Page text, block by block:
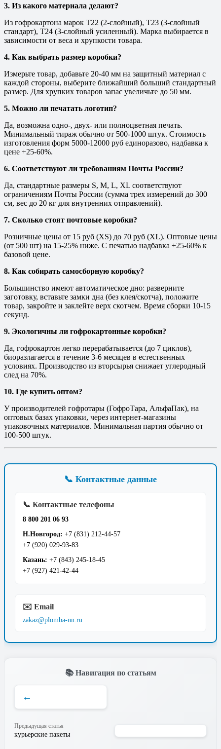
3. Из какого материала делают?
Из гофрокартона марок T22 (2-слойный), T23 (3-слойный
стандарт), T24 (3-слойный усиленный). Марка выбирается в
зависимости от веса и хрупкости товара.
4. Как выбрать размер коробки?
Измерьте товар, добавьте 20-40 мм на защитный материал с
каждой стороны, выберите ближайший больший стандартный
размер. Для хрупких товаров запас увеличьте до 50 мм.
5. Можно ли печатать логотип?
Да, возможна одно-, двух- или полноцветная печать.
Минимальный тираж обычно от 500-1000 штук. Стоимость
изготовления форм 5000-12000 руб единоразово, надбавка к
цене +25-60%.
6. Соответствуют ли требованиям Почты России?
Да, стандартные размеры S, M, L, XL соответствуют
ограничениям Почты России (сумма трех измерений до 300
см, вес до 20 кг для внутренних отправлений).
7. Сколько стоят почтовые коробки?
Розничные цены от 15 руб (XS) до 70 руб (XL). Оптовые цены
(от 500 шт) на 15-25% ниже. С печатью надбавка +25-60% к
базовой цене.
8. Как собирать самосборную коробку?
Большинство имеют автоматическое дно: разверните
заготовку, вставьте замки дна (без клея/скотча), положите
товар, закройте и заклейте верх скотчем. Время сборки 10-15
секунд.
9. Экологичны ли гофрокартонные коробки?
Да, гофрокартон легко перерабатывается (до 7 циклов),
биоразлагается в течение 3-6 месяцев в естественных
условиях. Производство из вторсырья снижает углеродный
след на 70%.
10. Где купить оптом?
У производителей гофротары (ГофроТара, АльфаПак), на
оптовых базах упаковки, через интернет-магазины
упаковочных материалов. Минимальная партия обычно от
100-500 штук.
📞 Контактные данные
📞 Контактные телефоны
8 800 201 06 93
Н.Новгород: +7 (831) 212-44-57
+7 (920) 029-93-83
Казань: +7 (843) 245-18-45
+7 (927) 421-42-44
✉️ Email
zakaz@plomba-nn.ru
📚 Навигация по статьям
←
Предыдущая статья
курьерские пакеты